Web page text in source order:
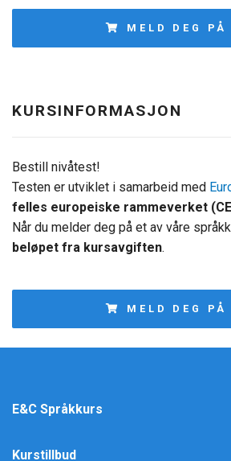
MELD DEG PÅ
KURSINFORMASJON
Bestill nivåtest!
Testen er utviklet i samarbeid med
felles europeiske rammeverket
Når du melder deg på et av våre
beløpet fra kursavgiften.
MELD DEG PÅ
E&C Språkkurs
Kurstillbud